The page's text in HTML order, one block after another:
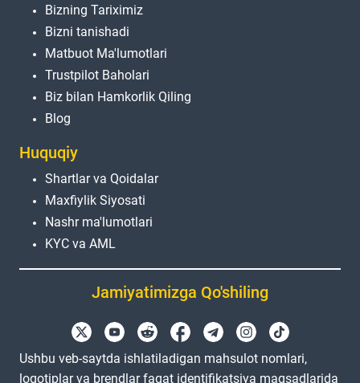
Bizning Tariximiz
Bizni tanishadi
Matbuot Ma'lumotlari
Trustpilot Baholari
Biz bilan Hamkorlik Qiling
Blog
Huquqiy
Shartlar va Qoidalar
Maxfiylik Siyosati
Nashr ma'lumotlari
KYC va AML
Jamiyatimizga Qo'shiling
Ushbu veb-saytda ishlatiladigan mahsulot nomlari,
logotiplar va brendlar faqat identifikatsiya maqsadlarida